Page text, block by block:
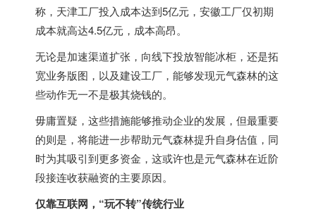
称，天津工厂投入成本达到5亿元，安徽工厂仅初期
成本就高达4.5亿元，成本高昂。
无论是加速渠道扩张，向线下投放智能冰柜，还是拓
宽业务版图，以及建设工厂，能够发现元气森林的这
些动作无一不是极其烧钱的。
毋庸置疑，这些措施能够推动企业的发展，但最重要
的则是，将能进一步帮助元气森林提升自身估值，同
时为其吸引到更多资金，这或许也是元气森林在近阶
段接连收获融资的主要原因。
仅靠互联网，“玩不转”传统行业